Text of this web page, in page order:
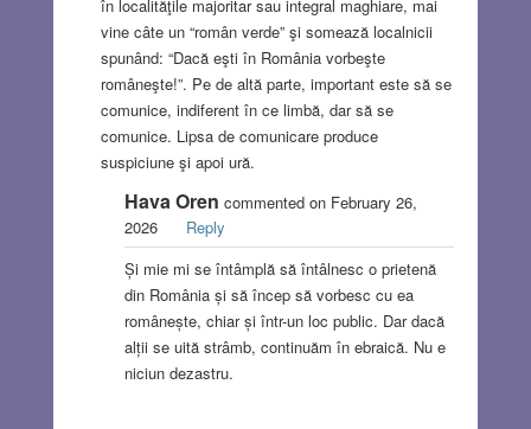
în localităţile majoritar sau integral maghiare, mai
vine câte un “român verde” şi somează localnicii
spunând: “Dacă eşti în România vorbeşte
româneşte!”. Pe de altă parte, important este să se
comunice, indiferent în ce limbă, dar să se
comunice. Lipsa de comunicare produce
suspiciune şi apoi ură.
Hava Oren commented on February 26,
2026
Reply
Și mie mi se întâmplă să întâlnesc o prietenă
din România și să încep să vorbesc cu ea
românește, chiar și într-un loc public. Dar dacă
alții se uită strâmb, continuăm în ebraică. Nu e
niciun dezastru.